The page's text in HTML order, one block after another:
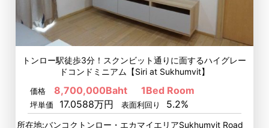
トンロー駅徒歩3分！スクンビット通りに面するハイグレー
ドコンドミニアム【Siri at Sukhumvit】
価格 8,700,000Baht 1Bed Room
坪単価 17.0588万円 表面利回り 5.2%
所在地:バンコクトンロー・エカマイエリアSukhumvit Road